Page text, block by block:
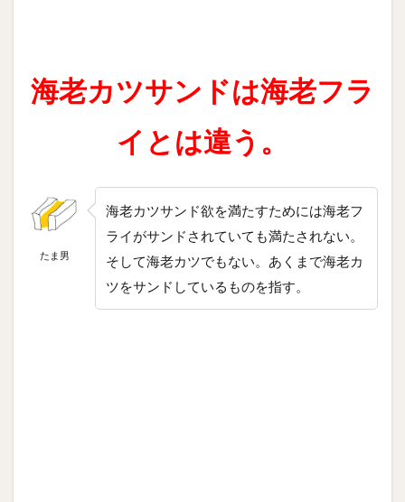
海老カツサンドは海老フラ
イとは違う。
たま男
海老カツサンド欲を満たすためには海老フ
ライがサンドされていても満たされない。
そして海老カツでもない。あくまで海老カ
ツをサンドしているものを指す。